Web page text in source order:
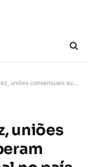
superam casamento formal no país
uniões